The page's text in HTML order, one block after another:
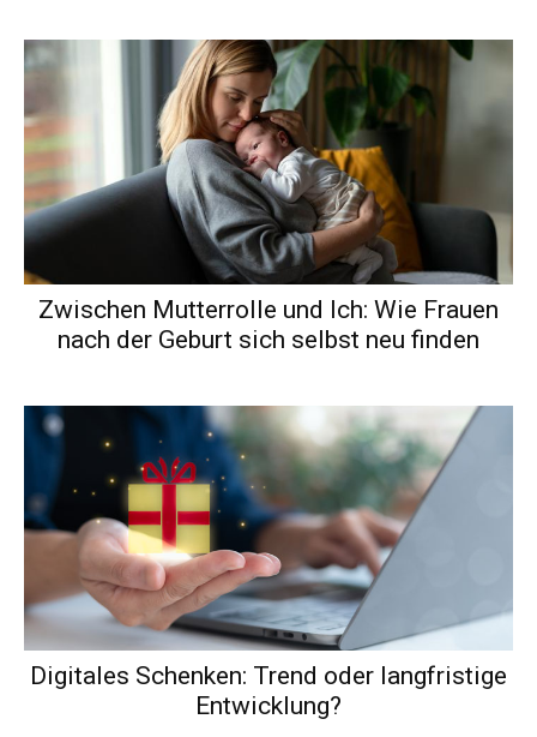
Zwischen Mutterrolle und Ich: Wie Frauen
nach der Geburt sich selbst neu finden
Digitales Schenken: Trend oder langfristige
Entwicklung?